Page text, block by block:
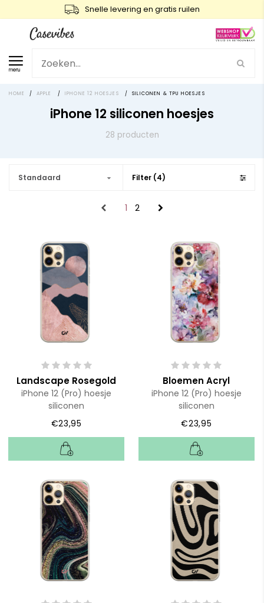
Snelle levering en gratis ruilen
menu
HOME / APPLE / IPHONE 12 HOESJES / SILICONEN & TPU HOESJES
iPhone 12 siliconen hoesjes
28 producten
Standaard Filter (4)
1 2
Landscape Rosegold
iPhone 12 (Pro) hoesje
siliconen
€23,95
Bloemen Acryl
iPhone 12 (Pro) hoesje
siliconen
€23,95